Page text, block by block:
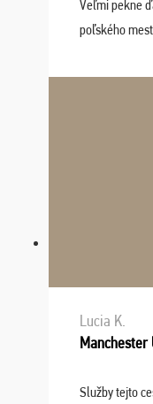
Veľmi pekne
poľského
Navštívili sme
Lucia K.
Manchester
Služby tejto